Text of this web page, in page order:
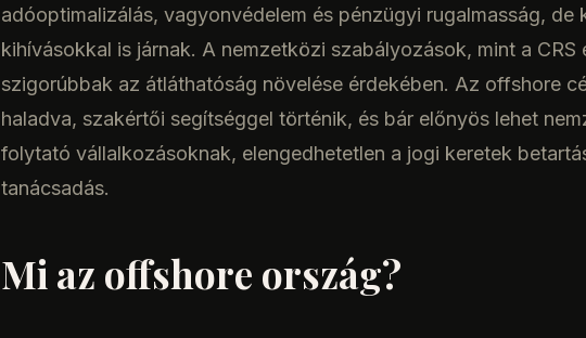
adóoptimalizálás, vagyonvédelem és pénzügyi rugalmasság, de
kihívásokkal is járnak. A nemzetközi szabályozások, mint a CRS
szigorúbbak az átláthatóság növelése érdekében. Az offshore
haladva, szakértői segítséggel történik, és bár előnyös lehet
folytató vállalkozásoknak, elengedhetetlen a jogi keretek
tanácsadás.
Mi az offshore ország?